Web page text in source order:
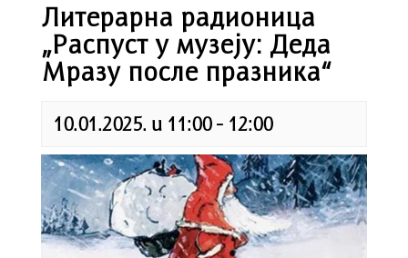
Литерарна радионица
„Распуст у музеју: Деда
Мразу после празника“
10.01.2025. u 11:00- 12:00